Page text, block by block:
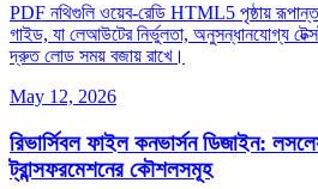
PDF নথিগুলি ওয়েব‑রেডি HTML5 পৃষ্ঠায়
গাইড, যা লেআউটের নির্ভুলতা, অনুসন্ধানযোগ্য টেক্সট,
দ্রুত লোড সময় বজায় রাখে।
May 12, 2026
রিভার্সিবল ফাইল কনভার্সন ডিজাইন:
ট্রান্সফরমেশনের কৌশলসমূহ